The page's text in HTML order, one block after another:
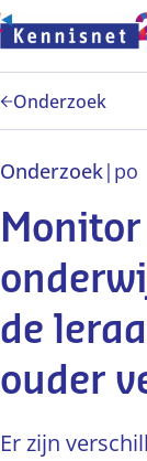
Doorgaan naar
Onderzoek
Onderzoek| po
de
ouder
Er zijn